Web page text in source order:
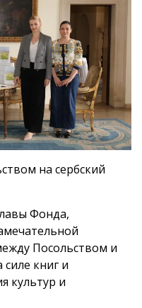
на сербский
Фонда,
Посольством и
книг и
культур и